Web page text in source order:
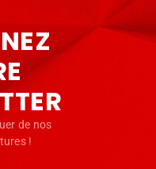
de nos
!